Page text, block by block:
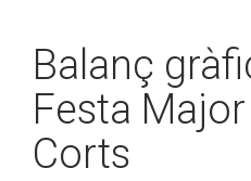
Balanç
Festa
Corts